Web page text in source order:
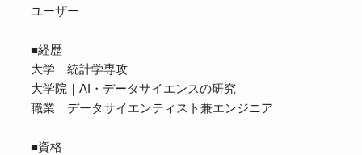
ユーザー
■経歴
大学｜統計学専攻
大学院｜AI・データサイエンスの研究
職業｜データサイエンティスト兼エンジニア
■資格